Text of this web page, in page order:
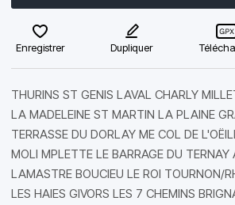
Enregistrer Dupliquer
THURINS ST GENIS LAVAL CHARLY
LA MADELEINE ST MARTIN LA PLAINE
TERRASSE DU DORLAY ME COL DE
MOLI MPLETTE LE BARRAGE DU TERNAY
LAMASTRE BOUCIEU LE ROI TOURNON/
LES HAIES GIVORS LES 7 CHEMINS